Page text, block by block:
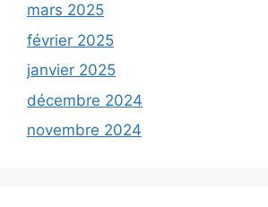
mars 2025
février 2025
janvier 2025
décembre 2024
novembre 2024